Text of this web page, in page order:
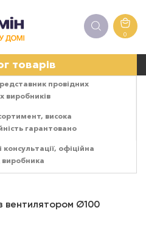
0
товарів
провідних
виробників
висока
гарантовано
офіційна
виробника
з вентилятором Ø100